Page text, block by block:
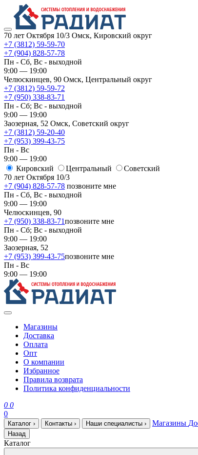
70 лет Октября 10/3 Омск, Кировский округ
+7 (3812) 59-59-70
+7 (904) 828-57-78
Пн - Сб, Вс - выходной
9:00 — 19:00
Челюскинцев, 90 Омск, ​Центральный округ
+7 (3812) 59-59-72
+7 (950) 338-83-71
Пн - Сб; Вс - выходной
9:00 — 19:00
Заозерная, 52 Омск, ​Советский округ
+7 (3812) 59-20-40
+7 (953) 399-43-75
Пн - Вс
9:00 — 19:00
Кировский
​Центральный
​Советский
70 лет Октября 10/3
+7 (904) 828-57-78 позвоните мне
Пн - Сб, Вс - выходной
9:00 — 19:00
Челюскинцев, 90
+7 (950) 338-83-71позвоните мне
Пн - Сб; Вс - выходной
9:00 — 19:00
Заозерная, 52
+7 (953) 399-43-75позвоните мне
Пн - Вс
9:00 — 19:00
Магазины
Доставка
Оплата
Опт
О компании
Избранное
Правила возврата
Политика конфиденциальности
0 0
0
Каталог › Контакты › Наши специалисты › Магазины
Назад
Каталог